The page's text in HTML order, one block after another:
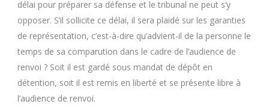
délai pour préparer sa défense et le tribunal ne peut s’y
opposer. S’il sollicite ce délai, il sera plaidé sur les garanties
de représentation, c’est-à-dire qu’advient-il de la personne le
temps de sa comparution dans le cadre de l’audience de
renvoi ? Soit il est gardé sous mandat de dépôt en
détention, soit il est remis en liberté et se présente libre à
l’audience de renvoi.